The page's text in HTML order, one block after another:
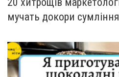
мучать докори сумління